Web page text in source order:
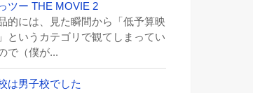
ツー THE MOVIE 2
的には、見た瞬間から「低予算映
というカテゴリで観てしまってい
で（僕が...
は男子校でした